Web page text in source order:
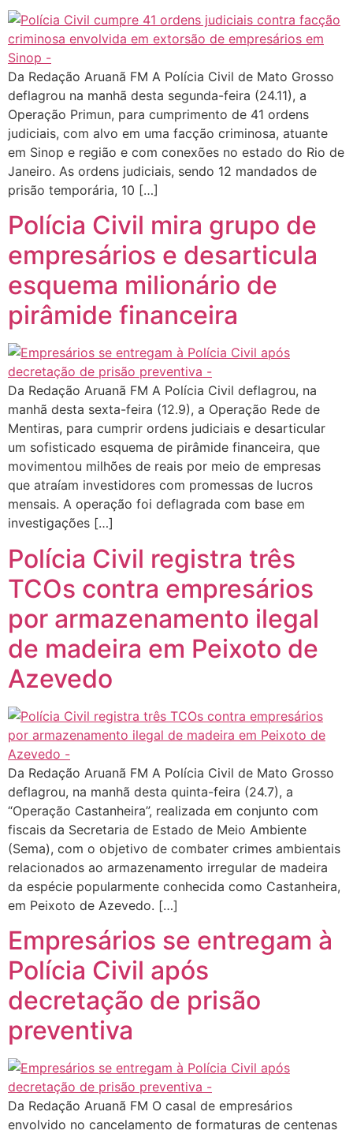
Da Redação Aruanã FM A Polícia Civil de Mato Grosso
deflagrou na manhã desta segunda-feira (24.11), a
Operação Primun, para cumprimento de 41 ordens
judiciais, com alvo em uma facção criminosa, atuante
em Sinop e região e com conexões no estado do Rio de
Janeiro. As ordens judiciais, sendo 12 mandados de
prisão temporária, 10 […]
Polícia Civil mira grupo de
empresários e desarticula
esquema milionário de
pirâmide financeira
Da Redação Aruanã FM A Polícia Civil deflagrou, na
manhã desta sexta-feira (12.9), a Operação Rede de
Mentiras, para cumprir ordens judiciais e desarticular
um sofisticado esquema de pirâmide financeira, que
movimentou milhões de reais por meio de empresas
que atraíam investidores com promessas de lucros
mensais. A operação foi deflagrada com base em
investigações […]
Polícia Civil registra três
TCOs contra empresários
por armazenamento ilegal
de madeira em Peixoto de
Azevedo
Da Redação Aruanã FM A Polícia Civil de Mato Grosso
deflagrou, na manhã desta quinta-feira (24.7), a
“Operação Castanheira”, realizada em conjunto com
fiscais da Secretaria de Estado de Meio Ambiente
(Sema), com o objetivo de combater crimes ambientais
relacionados ao armazenamento irregular de madeira
da espécie popularmente conhecida como Castanheira,
em Peixoto de Azevedo. […]
Empresários se entregam à
Polícia Civil após
decretação de prisão
preventiva
Da Redação Aruanã FM O casal de empresários
envolvido no cancelamento de formaturas de centenas